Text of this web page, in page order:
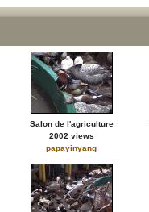
Salon de l'agriculture
2002 views
papayinyang